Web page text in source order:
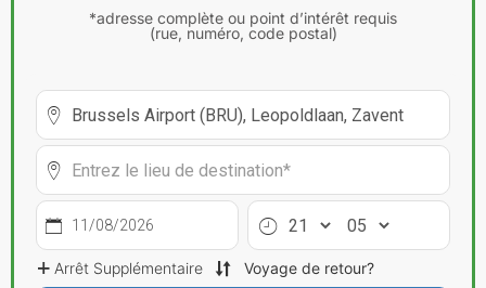
*adresse complète ou point d’intérêt requis
(rue, numéro, code postal)